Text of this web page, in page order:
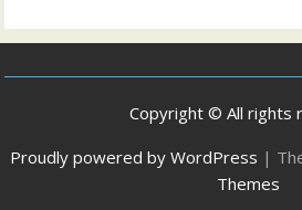
Copyright © All rights
Proudly powered by WordPress |
Themes